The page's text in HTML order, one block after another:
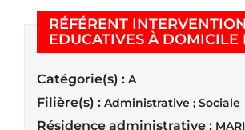
RÉFÉRENT
EDUCATIVES À DOMICILE
Catégorie(s) : A
Filière(s) : Administrative ; Sociale
Résidence administrative :